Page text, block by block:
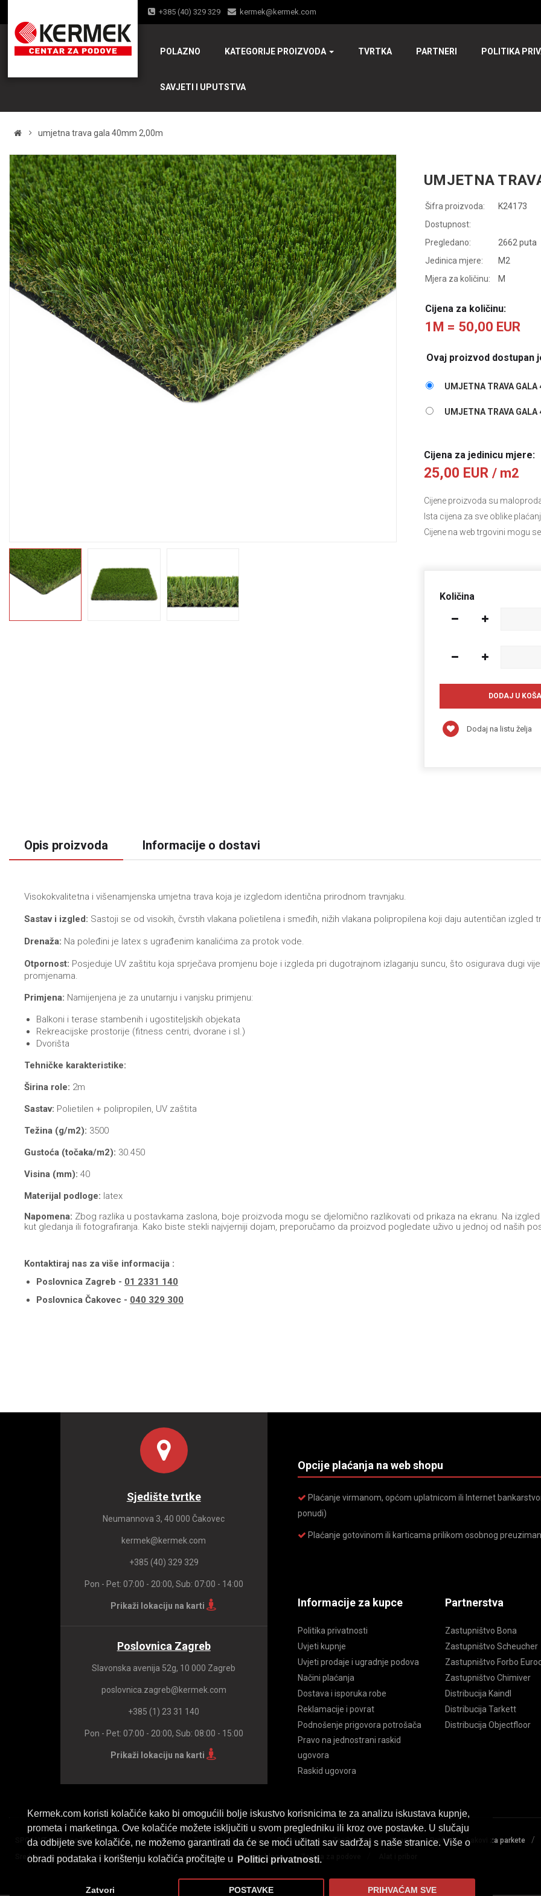
Kermek.com koristi kolačiće kako bi omogućili bolje iskustvo korisnicima te za analizu iskustava kupnje,
prometa i marketinga. Ove kolačiće možete isključiti u svom pregledniku ili kroz ove postavke. U slučaju
da odbijete sve kolačiće, ne možemo garantirati da će se moći učitati sav sadržaj s naše stranice. Više o
obradi podataka i korištenju kolačića pročitajte u
Politici privatnosti.
Zatvori POSTAVKE PRIHVAĆAM SVE
+385 (40) 329 329 kermek@kermek.com
POLAZNO KATEGORIJE PROIZVODA TVRTKA PARTNERI POLITIKA
SAVJETI I UPUTSTVA
umjetna trava gala 40mm 2,00m
UMJETNA
Šifra proizvoda:
K24173
Dostupnost:
Pregledano:
2662 puta
Jedinica mjere:
M2
Mjera za količinu:
M
Cijena za količinu:
1M = 50,00 EUR
Ovaj proizvod dostupan
UMJETNA TRAVA
UMJETNA TRAVA
Cijena za jedinicu mjere:
25,00 EUR / m2
Cijene proizvoda su
Ista cijena za sve oblike
Cijene na web trgovini mogu
Količina
Dodaj na listu želja
Opis proizvoda Informacije o dostavi
Visokokvalitetna i višenamjenska umjetna trava koja je izgledom identična prirodnom travnjaku.
Sastav i izgled: Sastoji se od visokih, čvrstih vlakana polietilena i smeđih, nižih vlakana polipropilena koji daju autentičan izgled
Drenaža: Na poleđini je latex s ugrađenim kanalićima za protok vode.
Otpornost: Posjeduje UV zaštitu koja sprječava promjenu boje i izgleda pri dugotrajnom izlaganju suncu, što osigurava dugi
promjenama.
Primjena: Namijenjena je za unutarnju i vanjsku primjenu:
Balkoni i terase stambenih i ugostiteljskih objekata
Rekreacijske prostorije (fitness centri, dvorane i sl.)
Dvorišta
Tehničke karakteristike:
Širina role: 2m
Sastav: Polietilen + polipropilen, UV zaštita
Težina (g/m2): 3500
Gustoća (točaka/m2): 30.450
Visina (mm): 40
Materijal podloge: latex
Napomena: Zbog razlika u postavkama zaslona, boje proizvoda mogu se djelomično razlikovati od prikaza na ekranu. Na
kut gledanja ili fotografiranja. Kako biste stekli najvjerniji dojam, preporučamo da proizvod pogledate uživo u jednoj od naših
Kontaktiraj nas za više informacija :
Poslovnica Zagreb - 01 2331 140
Poslovnica Čakovec - 040 329 300
Sjedište tvrtke
Neumannova 3, 40 000 Čakovec
kermek@kermek.com
+385 (40) 329 329
Pon - Pet: 07:00 - 20:00, Sub: 07:00 - 14:00
Prikaži lokaciju na karti
Poslovnica Zagreb
Slavonska avenija 52g, 10 000 Zagreb
poslovnica.zagreb@kermek.com
+385 (1) 23 31 140
Pon - Pet: 07:00 - 20:00, Sub: 08:00 - 15:00
Prikaži lokaciju na karti
Opcije plaćanja na web shopu
Plaćanje virmanom, općom uplatnicom ili Internet
ponudi)
Plaćanje gotovinom ili karticama prilikom osobnog
Informacije za kupce
Politika privatnosti
Uvjeti kupnje
Uvjeti prodaje i ugradnje podova
Načini plaćanja
Dostava i isporuka robe
Reklamacije i povrat
Podnošenje prigovora potrošača
Pravo na jednostrani raskid
ugovora
Raskid ugovora
Partnerstva
Zastupništvo Bona
Zastupništvo Scheucher
Zastupništvo Forbo
Zastupništvo Chimiver
Distribucija Kaindl
Distribucija Tarkett
Distribucija Objectfloor
SPC I LVT vinilni podovi / Parket / Laminat / Tepisi / Tapisoni / PVC podovi / Tepih staze / Lajsne / Profili / Lakovi za parkete /
Sredstva za čišćenje i zaštitu podova / Podloge za podove / Zidne obloge / Zaštita za podove